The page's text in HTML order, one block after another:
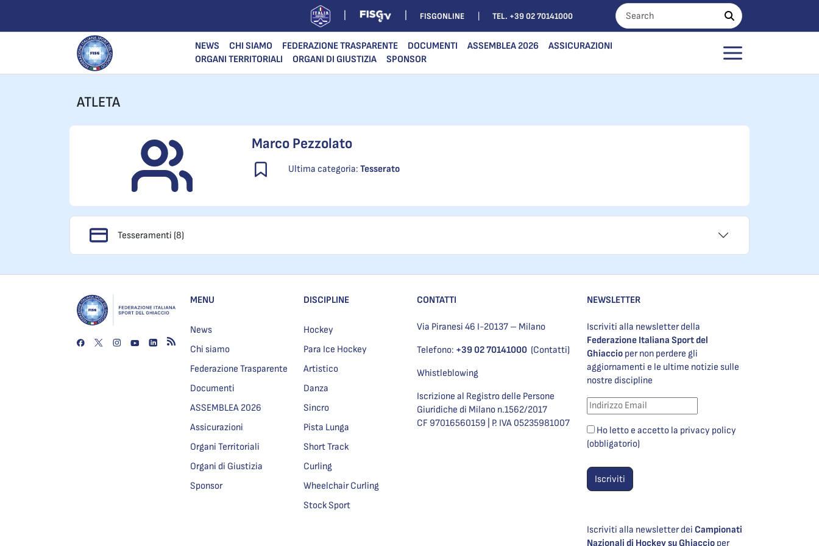
FISGONLINE TEL. +39 02 70141000
NEWS CHI SIAMO FEDERAZIONE TRASPARENTE DOCUMENTI ASSEMBLEA 2026
ASSICURAZIONI
ORGANI TERRITORIALI
ORGANI DI GIUSTIZIA SPONSOR
ATLETA
Marco Pezzolato
Ultima categoria:Tesserato
Tesseramenti (8)
MENU
News
Chi siamo
Federazione Trasparente
Documenti
ASSEMBLEA 2026
Assicurazioni
Organi Territoriali
Organi di Giustizia
Sponsor
DISCIPLINE
Hockey
Para Ice Hockey
Artistico
Danza
Sincro
Pista Lunga
Short Track
Curling
Wheelchair Curling
Stock Sport
CONTATTI
Via Piranesi 46 I-20137 – Milano
Telefono: +39 02 70141000 (Contatti)
Whistleblowing
Iscrizione al Registro delle Persone
Giuridiche di Milano n.1562/2017
CF 97016560159 | P. IVA 05235981007
NEWSLETTER
Iscriviti alla newsletter della
Federazione Italiana Sport del
Ghiaccio per non perdere gli
aggiornamenti e le ultime notizie sulle
nostre discipline
Ho letto e accetto la privacy policy
(obbligatorio)
Iscriviti alla newsletter dei Campionati
Nazionali di Hockey su Ghiaccio per